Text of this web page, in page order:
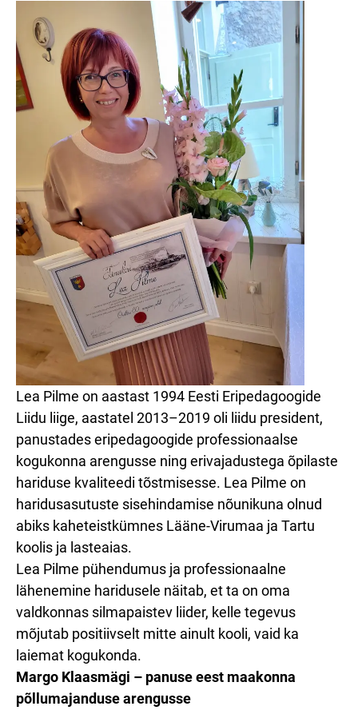
Lea Pilme on aastast 1994 Eesti Eripedagoogide
Liidu liige, aastatel 2013–2019 oli liidu president,
panustades eripedagoogide professionaalse
kogukonna arengusse ning erivajadustega õpilaste
hariduse kvaliteedi tõstmisesse. Lea Pilme on
haridusasutuste sisehindamise nõunikuna olnud
abiks kaheteistkümnes Lääne-Virumaa ja Tartu
koolis ja lasteaias.
Lea Pilme pühendumus ja professionaalne
lähenemine haridusele näitab, et ta on oma
valdkonnas silmapaistev liider, kelle tegevus
mõjutab positiivselt mitte ainult kooli, vaid ka
laiemat kogukonda.
Margo Klaasmägi – panuse eest maakonna
põllumajanduse arengusse